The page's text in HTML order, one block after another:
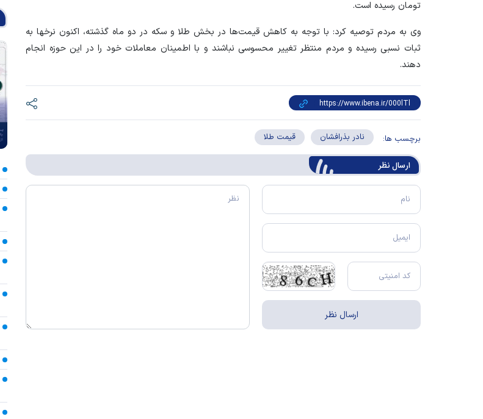
تومان رسیده است.
وی به مردم توصیه کرد: با توجه به کاهش قیمت‌ها در بخش طلا و سکه در دو ماه گذشته، اکنون نرخ‎ها به
ثبات نسبی رسیده و مردم منتظر تغییر محسوسی نباشند و با اطمینان معاملات خود را در این حوزه انجام
دهند.
برچسب ها: نادر بذرافشان قیمت طلا
ارسال‌ نظر